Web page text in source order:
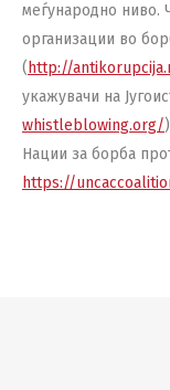
меѓународно ниво.
организации во
(http://
укажувачи на
whistleblowing.org/
Нации за борба
https://